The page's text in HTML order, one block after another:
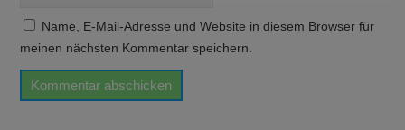
Name, E-Mail-Adresse und Website in diesem Browser für
meinen nächsten Kommentar speichern.